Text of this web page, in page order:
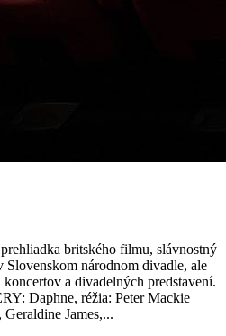
britského filmu, slávnostný
Slovenskom národnom divadle, ale
a divadelných predstavení.
Daphne, réžia: Peter Mackie
James,...